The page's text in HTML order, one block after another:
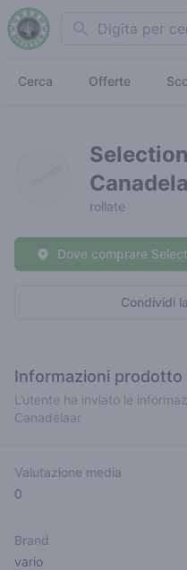
Search
Cerca Offerte
rollate
Condividi
Dove comprare
Informazioni prodotto
L’utente ha inviato le
Canadelaar
Valutazione media
0
Brand
vario